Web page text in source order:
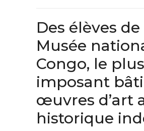
Des élèves
Musée
Congo, le
imposant
œuvres d’art
historique